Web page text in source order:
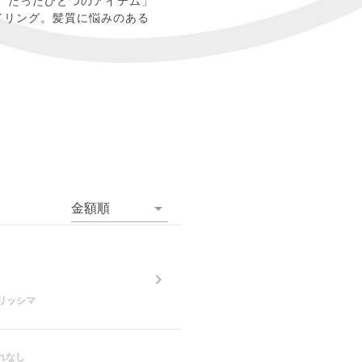
ング。髪質に悩みのある
金額順
ッシマ
なし